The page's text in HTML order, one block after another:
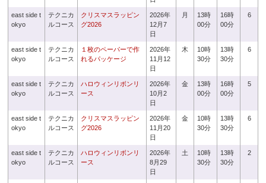
east side t
okyo
テクニカ
ルコース
クリスマスラッピン
グ2026
2026年
12月7
日
月
13時
00分
16時
00分
6
east side t
okyo
テクニカ
ルコース
１枚のペーパーで作
れるパッケージ
2026年
11月12
日
木
10時
30分
13時
30分
6
east side t
okyo
テクニカ
ルコース
ハロウィンリボンリ
ース
2026年
10月2
日
金
13時
00分
16時
00分
5
east side t
okyo
テクニカ
ルコース
クリスマスラッピン
グ2026
2026年
11月20
日
金
10時
30分
13時
30分
6
east side t
okyo
テクニカ
ルコース
ハロウィンリボンリ
ース
2026年
8月29
日
土
10時
30分
13時
30分
2